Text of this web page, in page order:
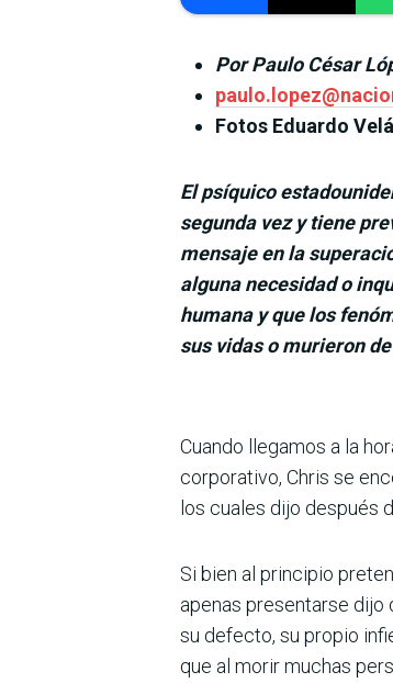
Por Paulo César
Fotos Eduardo
El psíquico
segunda vez y tiene
mensaje en la
alguna necesidad o
humana y que los
sus vidas o murieron
Cuando llegamos a la
corporativo, Chris se
los cuales dijo después
Si bien al principio
apenas presentarse dijo
su defecto, su propio
que al morir muchas